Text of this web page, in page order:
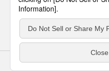
サイトのご利用にあたって